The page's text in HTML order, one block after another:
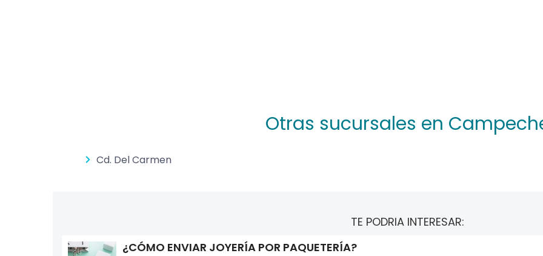
Otras sucursales en
Cd. Del Carmen
TE PODRIA INTERESAR:
¿CÓMO ENVIAR JOYERÍA POR PAQUETERÍA?